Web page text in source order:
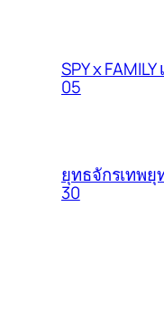
SPY x FAMILY
05
ยุทธจักรเทพยุ
30